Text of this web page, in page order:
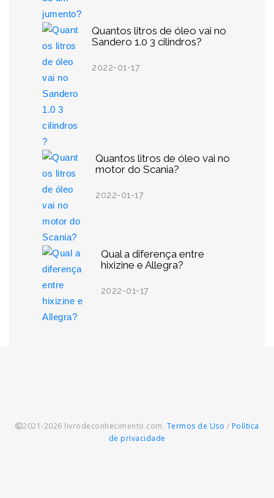
Quantos litros de óleo vai no
Sandero 1.0 3 cilindros?
2022-01-17
Quantos litros de óleo vai no
motor do Scania?
2022-01-17
Qual a diferença entre
hixizine e Allegra?
2022-01-17
2021-2026 livrodeconhecimento.com. Termos de Uso / Política
de privacidade